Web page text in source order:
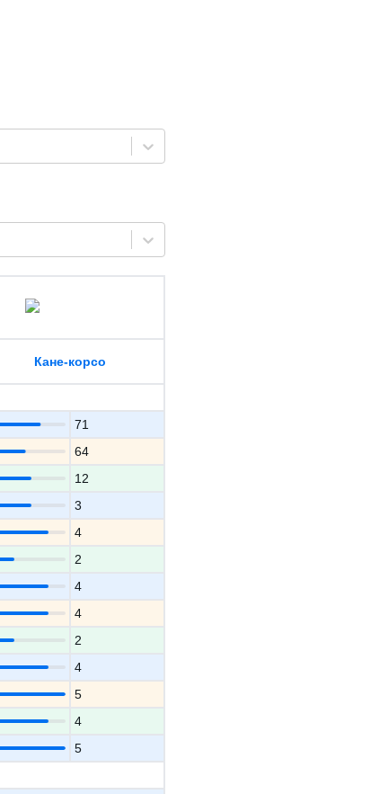
Кане-корсо
71
64
12
3
4
2
4
4
2
4
5
4
5